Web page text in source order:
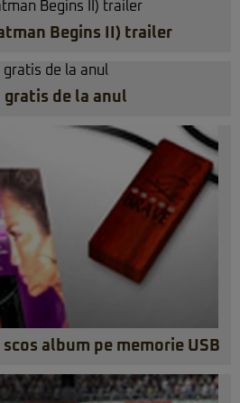
Begins II) trailer
gratis de la anul
album pe memorie USB